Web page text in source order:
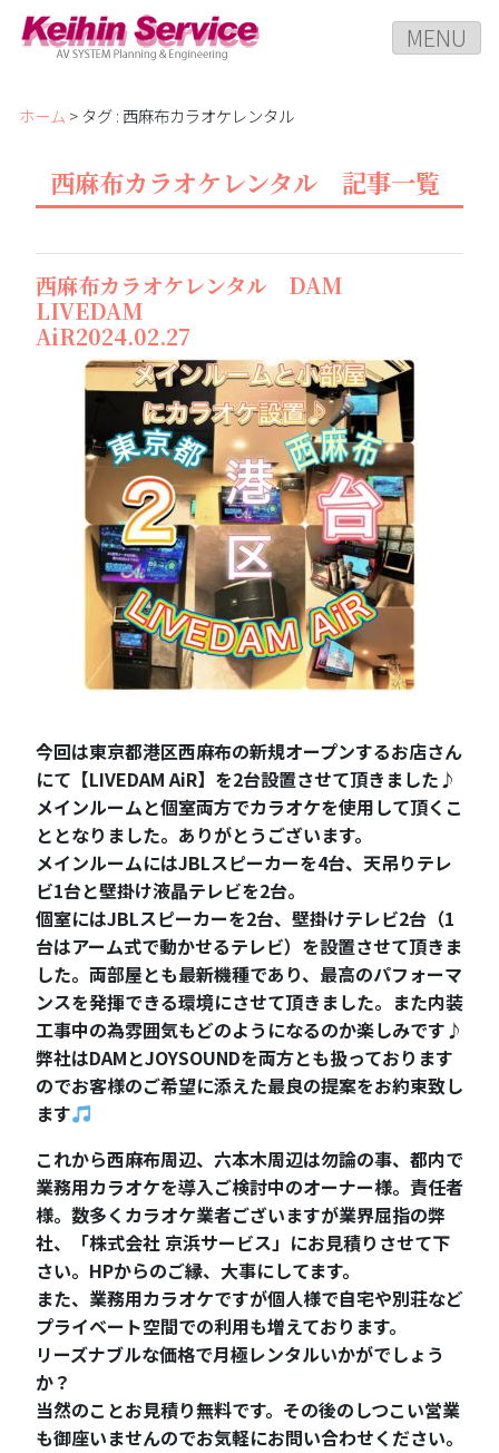
MENU
ホーム > タグ : 西麻布カラオケレンタル
西麻布カラオケレンタル 記事一覧
西麻布カラオケレンタル DAM
LIVEDAM
AiR2024.02.27
今回は東京都港区西麻布の新規オープンするお店さん
にて【LIVEDAM AiR】を2台設置させて頂きました♪
メインルームと個室両方でカラオケを使用して頂くこ
ととなりました。ありがとうございます。
メインルームにはJBLスピーカーを4台、天吊りテレ
ビ1台と壁掛け液晶テレビを2台。
個室にはJBLスピーカーを2台、壁掛けテレビ2台（1
台はアーム式で動かせるテレビ）を設置させて頂きま
した。両部屋とも最新機種であり、最高のパフォーマ
ンスを発揮できる環境にさせて頂きました。また内装
工事中の為雰囲気もどのようになるのか楽しみです♪
弊社はDAMとJOYSOUNDを両方とも扱っております
のでお客様のご希望に添えた最良の提案をお約束致し
ます
これから西麻布周辺、六本木周辺は勿論の事、都内で
業務用カラオケを導入ご検討中のオーナー様。責任者
様。数多くカラオケ業者ございますが業界屈指の弊
社、「株式会社 京浜サービス」にお見積りさせて下
さい。HPからのご縁、大事にしてます。
また、業務用カラオケですが個人様で自宅や別荘など
プライベート空間での利用も増えております。
リーズナブルな価格で月極レンタルいかがでしょう
か？
当然のことお見積り無料です。その後のしつこい営業
も御座いませんのでお気軽にお問い合わせください。